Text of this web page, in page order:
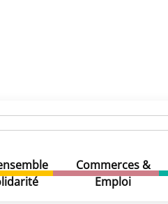
Commerces &
Emploi